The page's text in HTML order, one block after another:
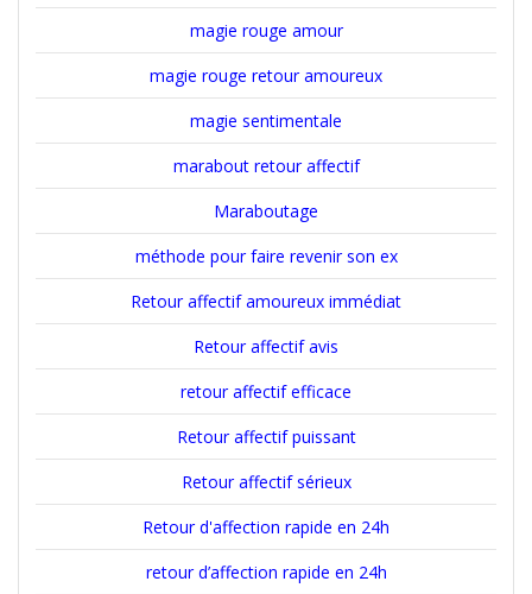
magie rouge amour
magie rouge retour amoureux
magie sentimentale
marabout retour affectif
Maraboutage
méthode pour faire revenir son ex
Retour affectif amoureux immédiat
Retour affectif avis
retour affectif efficace
Retour affectif puissant
Retour affectif sérieux
Retour d'affection rapide en 24h
retour d’affection rapide en 24h